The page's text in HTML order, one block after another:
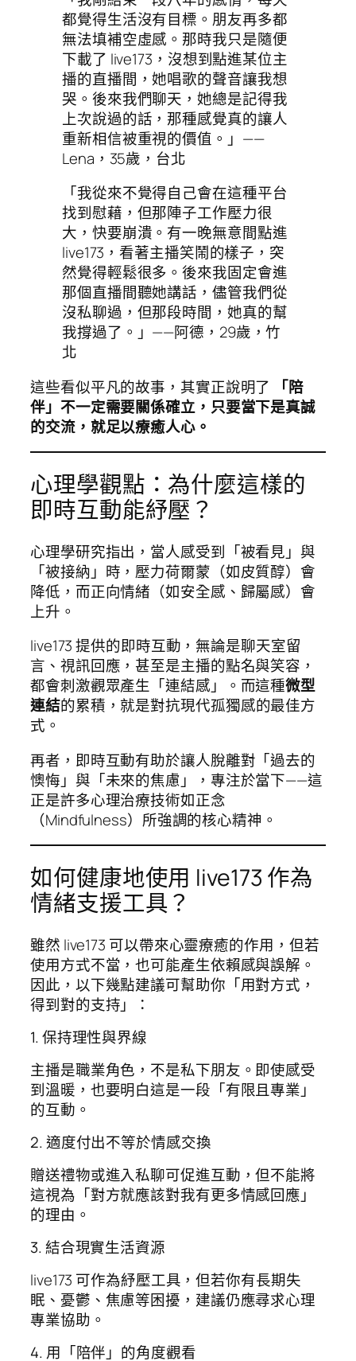
都覺得生活沒有目標。朋友再多都
無法填補空虛感。那時我只是隨便
下載了 live173，沒想到點進某位主
播的直播間，她唱歌的聲音讓我想
哭。後來我們聊天，她總是記得我
上次說過的話，那種感覺真的讓人
重新相信被重視的價值。」——
Lena，35歲，台北
「我從來不覺得自己會在這種平台
找到慰藉，但那陣子工作壓力很
大，快要崩潰。有一晚無意間點進
live173，看著主播笑鬧的樣子，突
然覺得輕鬆很多。後來我固定會進
那個直播間聽她講話，儘管我們從
沒私聊過，但那段時間，她真的幫
我撐過了。」——阿德，29歲，竹
北
這些看似平凡的故事，其實正說明了
「陪
伴」不一定需要關係確立，只要當下是真誠
的交流，就足以療癒人心。
心理學觀點：為什麼這樣的
即時互動能紓壓？
心理學研究指出，當人感受到「被看見」與
「被接納」時，壓力荷爾蒙（如皮質醇）會
降低，而正向情緒（如安全感、歸屬感）會
上升。
live173 提供的即時互動，無論是聊天室留
言、視訊回應，甚至是主播的點名與笑容，
都會刺激觀眾產生「連結感」。而這種微型
連結的累積，就是對抗現代孤獨感的最佳方
式。
再者，即時互動有助於讓人脫離對「過去的
懊悔」與「未來的焦慮」，專注於當下——這
正是許多心理治療技術如正念
（Mindfulness）所強調的核心精神。
如何健康地使用 live173 作為
情緒支援工具？
雖然 live173 可以帶來心靈療癒的作用，但若
使用方式不當，也可能產生依賴感與誤解。
因此，以下幾點建議可幫助你「用對方式，
得到對的支持」：
1. 保持理性與界線
主播是職業角色，不是私下朋友。即使感受
到溫暖，也要明白這是一段「有限且專業」
的互動。
2. 適度付出不等於情感交換
贈送禮物或進入私聊可促進互動，但不能將
這視為「對方就應該對我有更多情感回應」
的理由。
3. 結合現實生活資源
live173 可作為紓壓工具，但若你有長期失
眠、憂鬱、焦慮等困擾，建議仍應尋求心理
專業協助。
4. 用「陪伴」的角度觀看